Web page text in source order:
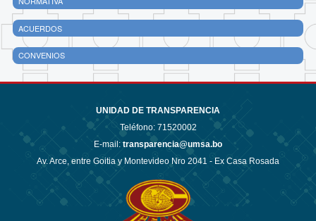
ACUERDOS
CONVENIOS
UNIDAD DE TRANSPARENCIA
Teléfono: 71520002
E-mail: transparencia@umsa.bo
Av. Arce, entre Goitia y Montevideo Nro 2041 - Ex Casa Rosada